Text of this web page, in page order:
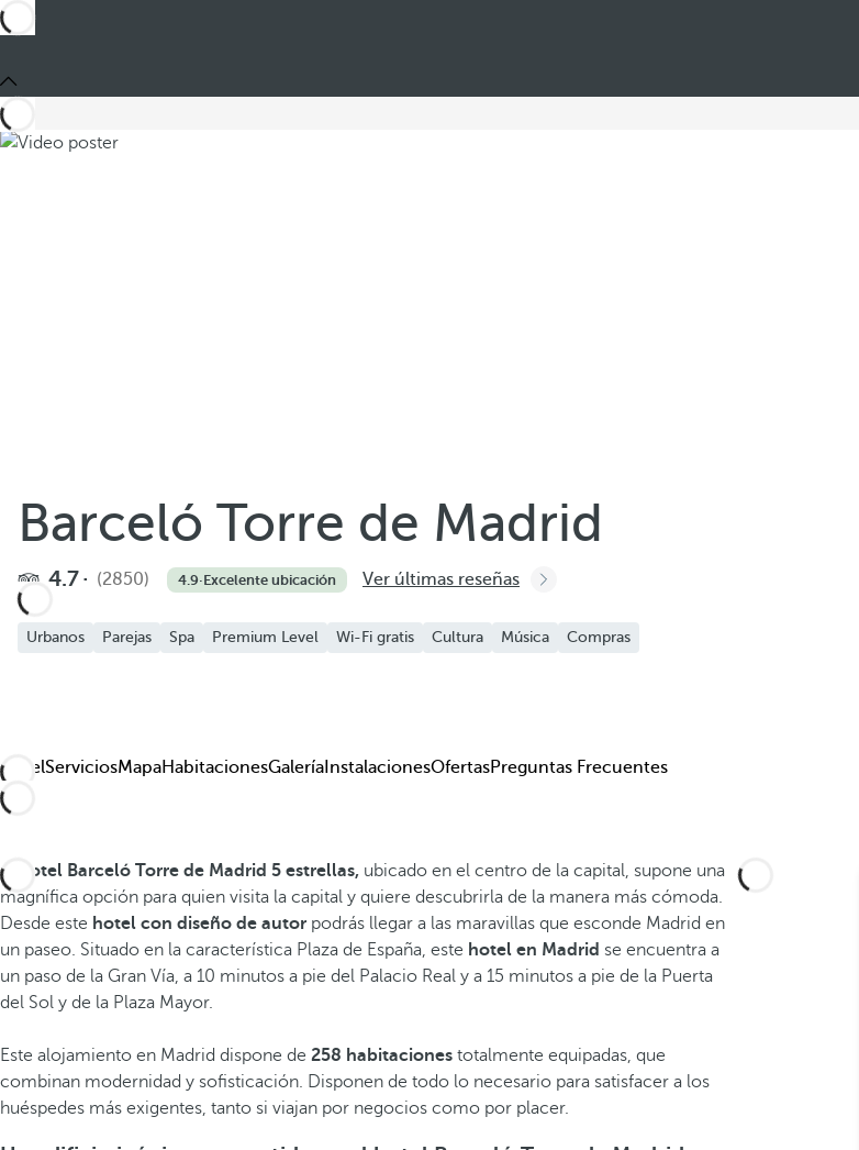
Añadir a favoritos
Barceló Torre de Madrid
4.7 (2850) 4.9·Excelente ubicación Ver últimas reseñas
Urbanos Parejas Spa Premium Level Wi-Fi gratis Cultura Música Compras
HotelServiciosMapaHabitacionesGalería InstalacionesOfertasPreguntas Frecuentes
El hotel Barceló Torre de Madrid 5 estrellas, ubicado en el centro de la capital, supone una
magnífica opción para quien visita la capital y quiere descubrirla de la manera más cómoda.
Desde este hotel con diseño de autor podrás llegar a las maravillas que esconde Madrid en
un paseo. Situado en la característica Plaza de España, este hotel en Madrid se encuentra a
un paso de la Gran Vía, a 10 minutos a pie del Palacio Real y a 15 minutos a pie de la Puerta
del Sol y de la Plaza Mayor.
Este alojamiento en Madrid dispone de 258 habitaciones totalmente equipadas, que
combinan modernidad y sofisticación. Disponen de todo lo necesario para satisfacer a los
huéspedes más exigentes, tanto si viajan por negocios como por placer.